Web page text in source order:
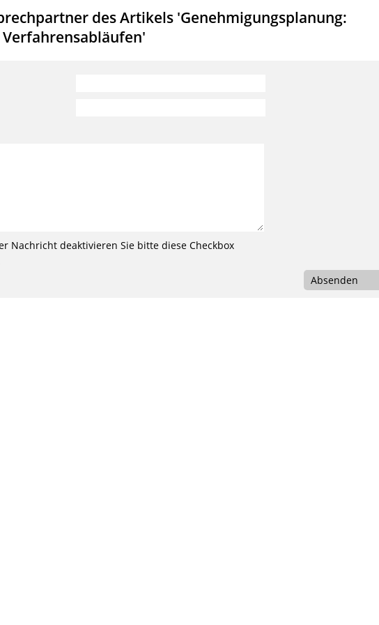
des Artikels 'Genehmigungsplanung:
Nachricht deaktivieren Sie bitte diese Checkbox
Absenden